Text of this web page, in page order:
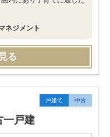
ネジメント
る
戸建て 中古
一戸建